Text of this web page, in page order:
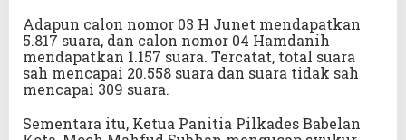
Adapun calon nomor 03 H Junet mendapatkan
5.817 suara, dan calon nomor 04 Hamdanih
mendapatkan 1.157 suara. Tercatat, total suara
sah mencapai 20.558 suara dan suara tidak sah
mencapai 309 suara.
Sementara itu, Ketua Panitia Pilkades Babelan